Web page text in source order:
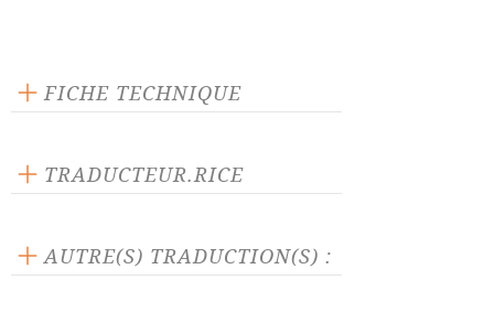
FICHE TECHNIQUE
Langue source : allemand
Nombre de personnages masculins : 4
TRADUCTEUR.RICE
AUTRE(S) TRADUCTION(S) :